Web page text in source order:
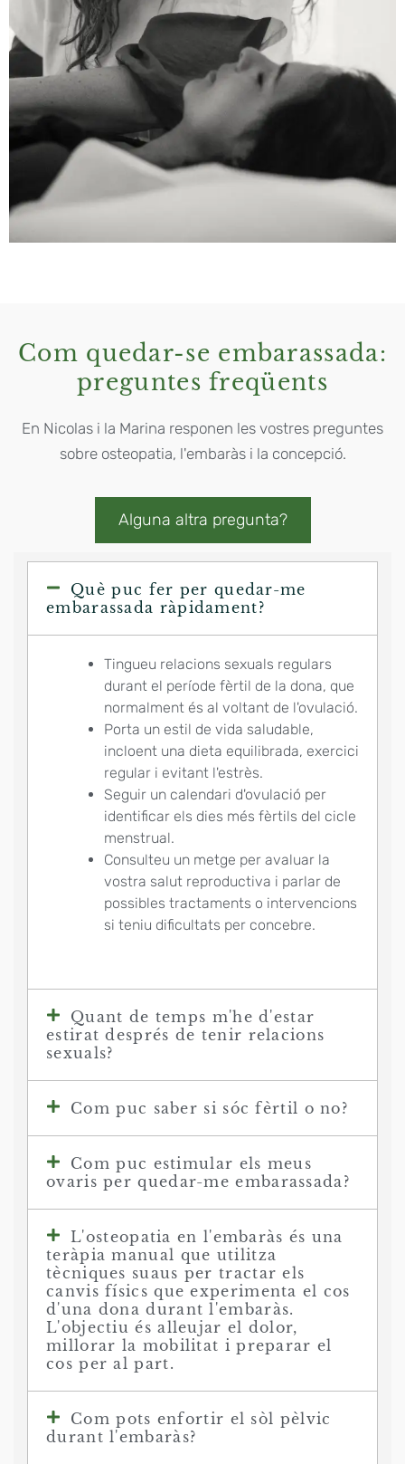
Com quedar-se embarassada:
preguntes freqüents
En Nicolas i la Marina responen les vostres preguntes
sobre osteopatia, l'embaràs i la concepció.
Alguna altra pregunta?
Què puc fer per quedar-me
embarassada ràpidament?
Tingueu relacions sexuals regulars
durant el període fèrtil de la dona, que
normalment és al voltant de l'ovulació.
Porta un estil de vida saludable,
incloent una dieta equilibrada, exercici
regular i evitant l'estrès.
Seguir un calendari d'ovulació per
identificar els dies més fèrtils del cicle
menstrual.
Consulteu un metge per avaluar la
vostra salut reproductiva i parlar de
possibles tractaments o intervencions
si teniu dificultats per concebre.
Quant de temps m'he d'estar
estirat després de tenir relacions
sexuals?
Com puc saber si sóc fèrtil o no?
Com puc estimular els meus
ovaris per quedar-me embarassada?
L'osteopatia en l'embaràs és una
teràpia manual que utilitza
tècniques suaus per tractar els
canvis físics que experimenta el cos
d'una dona durant l'embaràs.
L'objectiu és alleujar el dolor,
millorar la mobilitat i preparar el
cos per al part.
Com pots enfortir el sòl pèlvic
durant l'embaràs?